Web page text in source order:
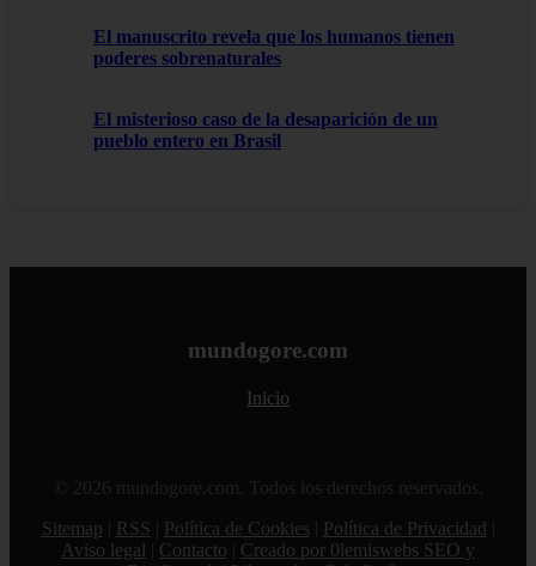
El manuscrito revela que los humanos tienen
poderes sobrenaturales
El misterioso caso de la desaparición de un
pueblo entero en Brasil
mundogore.com
Inicio
© 2026 mundogore.com. Todos los derechos reservados.
Sitemap
RSS Política de Cookies Política de Privacidad
Aviso legal
Contacto
Creado por 0lemiswebs SEO y